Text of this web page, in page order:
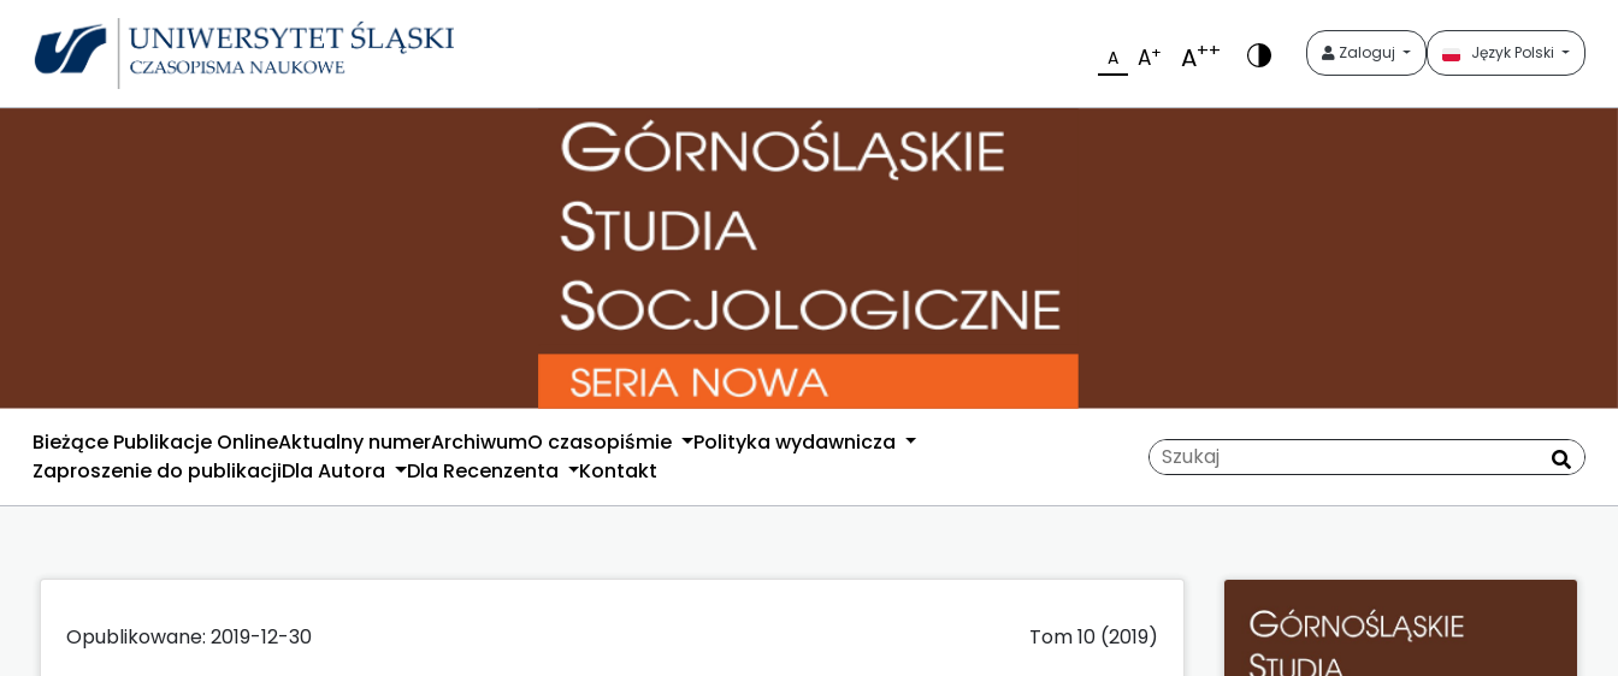
A A+ A++ Zaloguj Język Polski
Bieżące Publikacje OnlineAktualny numerArchiwumO czasopiśmie
Polityka wydawnicza
Zaproszenie do publikacjiDla Autora Dla Recenzenta Kontakt
Opublikowane: 2019-12-30 Tom 10 (2019)